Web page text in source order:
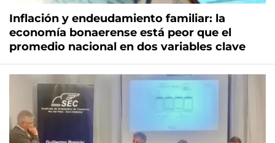
Inflación y endeudamiento familiar: la
economía bonaerense está peor que el
promedio nacional en dos variables clave